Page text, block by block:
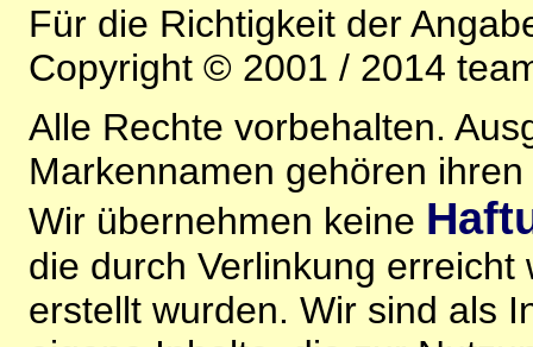
Für die Richtigkeit der
Copyright © 2001 / 2014
Alle Rechte vorbehalten.
Markennamen gehören
Wir übernehmen keine
die durch Verlinkung
erstellt wurden. Wir sind als